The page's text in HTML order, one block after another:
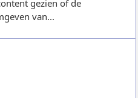
gezien of de
van...